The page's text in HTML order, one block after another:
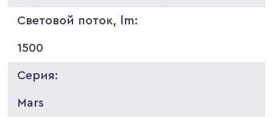
Световой поток, lm:
1500
Серия:
Mars